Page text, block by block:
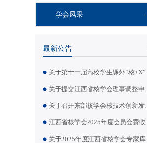
学会风采
最新公告
关于第
关于提交
关于召开东部核学
江西
关于